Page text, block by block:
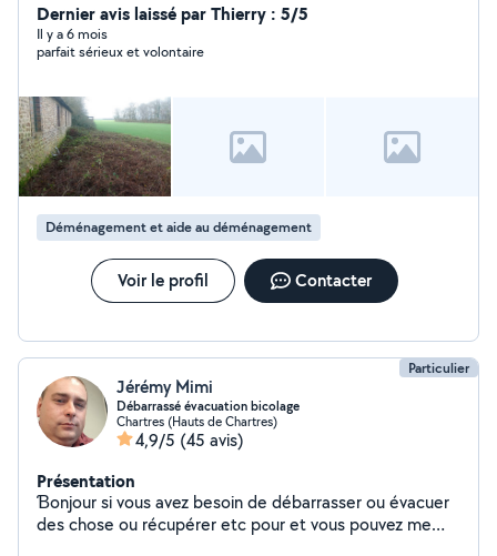
Dernier avis laissé par Thierry : 5/5
Il y a 6 mois
parfait sérieux et volontaire
Déménagement et aide au déménagement
Voir le profil Contacter
Particulier
Jérémy Mimi
Débarrassé évacuation bicolage
Chartres (Hauts de Chartres)
4,9/5 (45 avis)
Présentation
Ɓonjour si vous avez besoin de débarrasser ou évacuer
des chose ou récupérer etc pour et vous pouvez me